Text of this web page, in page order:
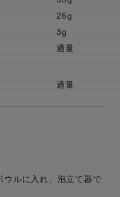
26g
3g
適量
適量
ウルに入れ、泡立て器で